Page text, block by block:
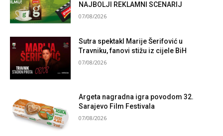
NAJBOLJI REKLAMNI SCENARIJ
07/08/2026
Sutra spektakl Marije Šerifović u
Travniku, fanovi stižu iz cijele BiH
07/08/2026
Argeta nagradna igra povodom 32.
Sarajevo Film Festivala
07/08/2026